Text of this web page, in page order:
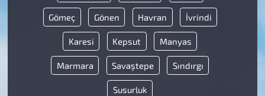
Gömeç Gönen Havran İvrindi
Karesi Kepsut Manyas
Marmara Savaştepe Sındırgı
Susurluk